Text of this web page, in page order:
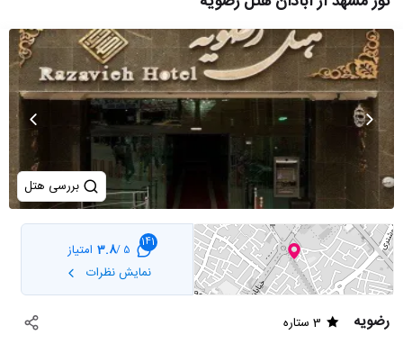
بررسی هتل
141
5 /
3.8 امتیاز
نمایش نظرات
رضویه
3 ستاره